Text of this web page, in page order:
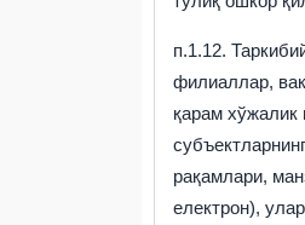
п.1.12.
филиаллар,
қарам хўжалик
рақамлари,
електрон),